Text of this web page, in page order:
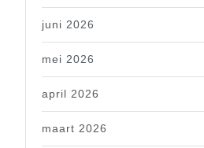
juni 2026
mei 2026
april 2026
maart 2026